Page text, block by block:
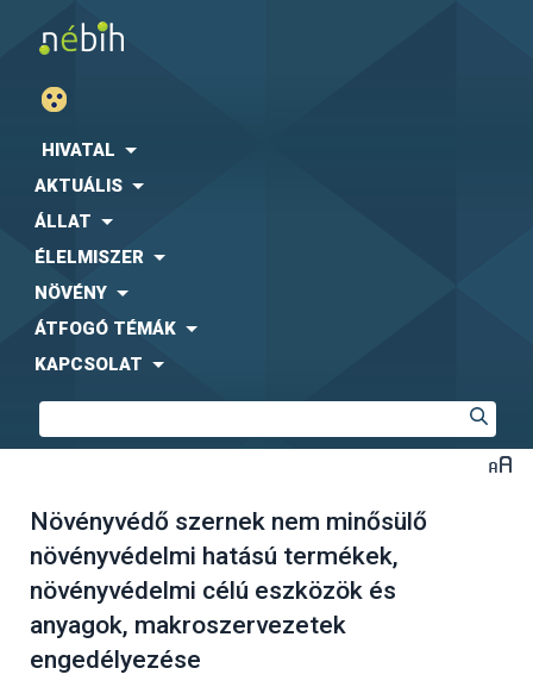
HIVATAL
AKTUÁLIS
ÁLLAT
ÉLELMISZER
NÖVÉNY
ÁTFOGÓ TÉMÁK
KAPCSOLAT
Növényvédő szernek nem minősülő
növényvédelmi hatású termékek,
növényvédelmi célú eszközök és
anyagok, makroszervezetek
engedélyezése